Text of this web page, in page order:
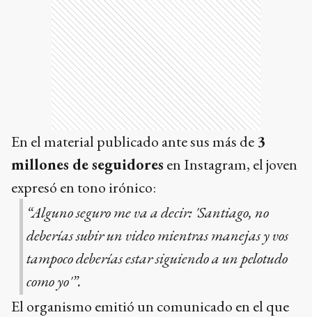
En el material publicado ante sus más de 3
millones de seguidores en Instagram, el joven
expresó en tono irónico:
“Alguno seguro me va a decir: 'Santiago, no
deberías subir un video mientras manejas y vos
tampoco deberías estar siguiendo a un pelotudo
como yo'”.
El organismo emitió un comunicado en el que